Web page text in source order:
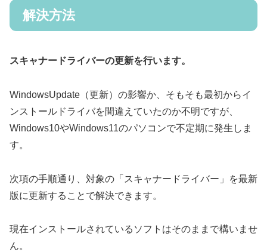
解決方法
スキャナードライバーの更新を行います。
WindowsUpdate（更新）の影響か、そもそも最初からイ
ンストールドライバを間違えていたのか不明ですが、
Windows10やWindows11のパソコンで不定期に発生しま
す。
次項の手順通り、対象の「スキャナードライバー」を最新
版に更新することで解決できます。
現在インストールされているソフトはそのままで構いませ
ん。